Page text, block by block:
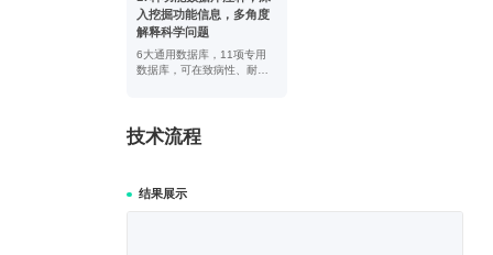
入挖掘功能信息，多角度
解释科学问题
6大通用数据库，11项专用
数据库，可在致病性、耐药
技术流程
结果展示